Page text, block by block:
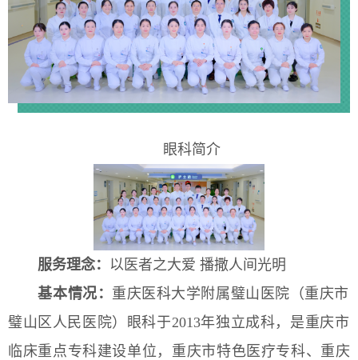
眼科简介
服务理念： 以医者之大爱 播撒人间光明
基本情况： 重庆医科大学附属璧山医院（重庆市
璧山区人民医院）
眼科于2013年独立成科，是重庆市
临床重点专科建设单位，重庆市特色医疗专科、重庆